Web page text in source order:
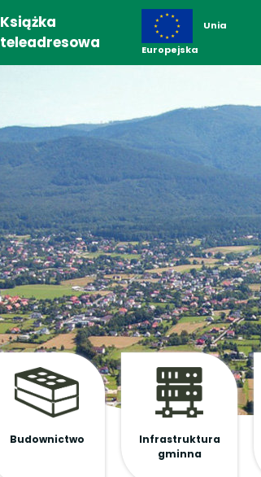
Książka
teleadresowa
Unia
Europejska
Budownictwo
Infrastruktura
gminna